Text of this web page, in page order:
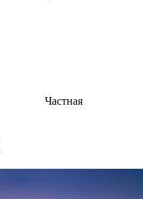
Частная